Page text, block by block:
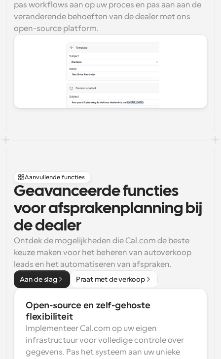
pas workflows aan op uw proces en pas aan aan de
veranderende behoeften van de dealer met ons
open-source platform.
Aanvullende functies
Geavanceerde functies
voor afsprakenplanning bij
de dealer
Ontdek de mogelijkheden die Cal.com de beste
keuze maken voor het beheren van autoverkoop
leads en het automatiseren van afspraken.
Aan de slag Praat met de verkoop
Open-source en zelf-gehoste
flexibiliteit
Implementeer Cal.com op uw eigen
infrastructuur voor volledige controle over
gegevens. Pas het systeem aan uw unieke